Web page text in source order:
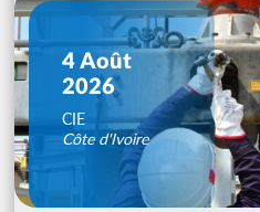
4 Août
2026
CIE
Côte d'Ivoire